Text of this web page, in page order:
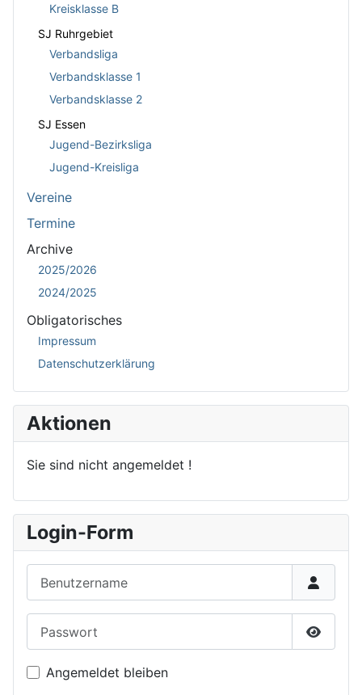
Kreisklasse B
SJ Ruhrgebiet
Verbandsliga
Verbandsklasse 1
Verbandsklasse 2
SJ Essen
Jugend-Bezirksliga
Jugend-Kreisliga
Vereine
Termine
Archive
2025/2026
2024/2025
Obligatorisches
Impressum
Datenschutzerklärung
Aktionen
Sie sind nicht angemeldet !
Login-Form
Angemeldet bleiben